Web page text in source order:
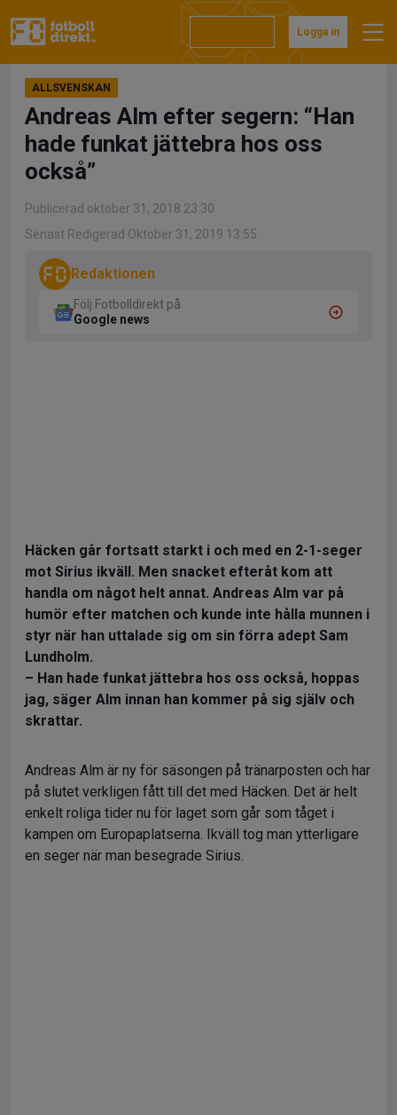
till
Logga in
ALLSVENSKAN
Andreas Alm efter segern: “Han
hade funkat jättebra hos oss
också”
Publicerad oktober 31, 2018 23:30
Senast Redigerad Oktober 31, 2019 13:55
Redaktionen
Följ Fotbolldirekt på
Google news
Häcken går fortsatt starkt i och med en 2-1-seger
mot Sirius ikväll. Men snacket efteråt kom att
handla om något helt annat. Andreas Alm var på
humör efter matchen och kunde inte hålla munnen i
styr när han uttalade sig om sin förra adept Sam
Lundholm.
– Han hade funkat jättebra hos oss också, hoppas
jag, säger Alm innan han kommer på sig själv och
skrattar.
Andreas Alm är ny för säsongen på tränarposten och har
på slutet verkligen fått till det med Häcken. Det är helt
enkelt roliga tider nu för laget som går som tåget i
kampen om Europaplatserna. Ikväll tog man ytterligare
en seger när man besegrade Sirius.